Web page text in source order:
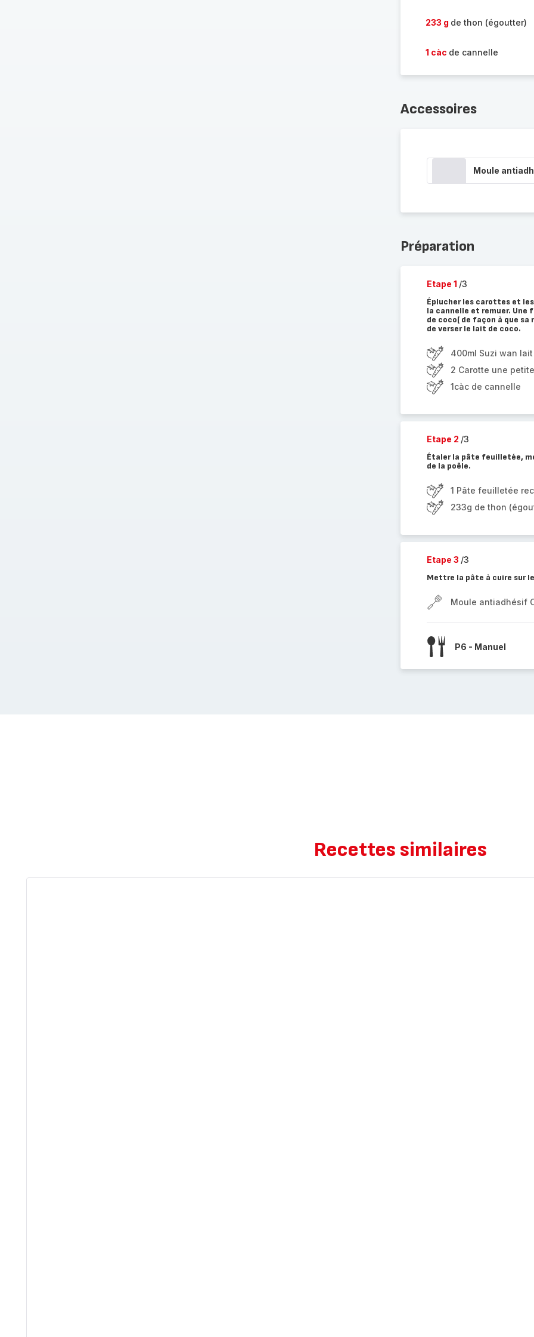
233 g de thon (égoutter)
1 càc de cannelle
Accessoires
Moule
Préparation
Etape 1 /3
Éplucher les carottes et
la cannelle et remuer.
de coco( de façon à que sa
de verser le lait de coco.
400ml Suzi wan
2 Carotte une
1càc de cannelle
Etape 2 /3
Étaler la pâte feuilletée,
de la poêle.
1 Pâte feuilletée
233g de thon
Etape 3 /3
Mettre la pâte à cuire sur
Moule antiadhésif
P6 - Manuel
Recettes similaires